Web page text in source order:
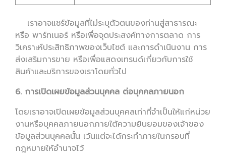
เราอาจแชร์ข้อมูลที่ไม่ระบุตัวตนของท่านสู่สาธารณะ
หรือ พาร์ทเนอร์ หรือเพื่อจุดประสงค์ทางการตลาด การ
วิเคราะห์ประสิทธิภาพของเว็บไซต์ และการดำเนินงาน การ
ส่งเสริมการขาย หรือเพื่อแสดงเทรนด์เกี่ยวกับการใช้
สินค้าและบริการของเราโดยทั่วไป
6. การเปิดเผยข้อมูลส่วนบุคคล ต่อบุคคลภายนอก
โดยเราอาจเปิดเผยข้อมูลส่วนบุคคลเท่าที่จำเป็นให้แก่หน่วย
งานหรือบุคคลภายนอกภายใต้ความยินยอมของเจ้าของ
ข้อมูลส่วนบุคคลนั้น เว้นแต่จะได้กระทำภายในกรอบที่
กฎหมายให้อำนาจไว้